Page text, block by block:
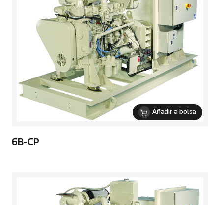
Añadir a bolsa
6B-CP